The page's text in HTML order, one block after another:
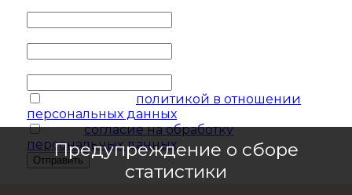
политикой в отношении
персональных данных
я даюсогласие на обработку
персональных данных
Отправить
Предупреждение о сборе
статистики